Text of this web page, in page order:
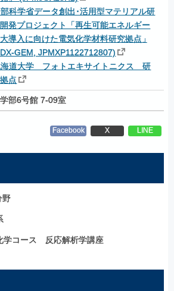
科学省データ創出･活用型マテリアル研
発プロジェクト「再生可能エネルギー
導入に向けた電気化学材料研究拠点 」
DX-GEM, JPMXP1122712807)
道大学　フォトエキサイトニクス　研
点
部6号館 7-09室
Facebook X LINE
野
学コース 反応解析学講座